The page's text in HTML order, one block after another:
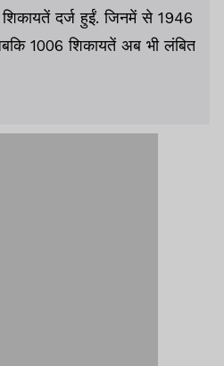
दर्ज हुईं. जिनमें से 1946
1006 शिकायतें अब भी लंबित